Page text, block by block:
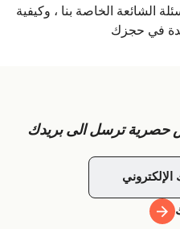
الشائعة الخاصة بنا ، وكيفية
في حجزك
ترسل الى بريدك